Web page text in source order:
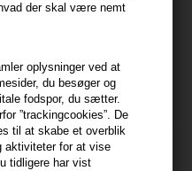
der skal være nemt
oplysninger ved at
du besøger og
fodspor, du sætter.
”trackingcookies”. De
til at skabe et overblik
aktiviteter for at vise
tidligere har vist
229,00 DKK